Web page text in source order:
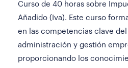
Curso de 40 horas sobre
Añadido (Iva). Este curso
en las competencias clave
administración y gestión
proporcionando los